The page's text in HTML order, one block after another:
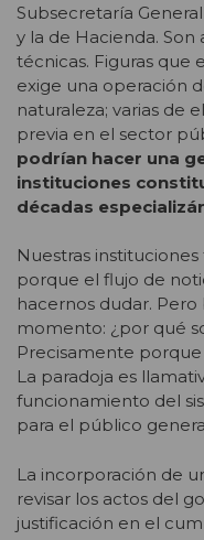
Subsecretaría
y la de Hacienda.
técnicas. Figuras que
exige una operación
naturaleza; varias de
previa en el sector
podrían hacer una
instituciones
décadas
Nuestras
porque el flujo de
hacernos dudar.
momento: ¿por qué
Precisamente porque
La paradoja es
funcionamiento del
para el público
La incorporación de
revisar los actos del
justificación en el